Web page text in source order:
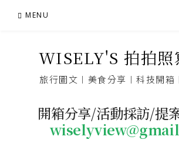
MENU
WISELY'S 拍拍照
旅行圖文︱美食分享︱科技開箱
開箱分享/活動採訪/提